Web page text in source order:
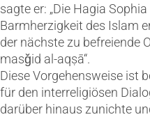
sagte er: „Die Hagia
Barmherzigkeit des Islam
der nächste zu befreiende
masǧid al-aqṣā“.
Diese Vorgehensweise ist
für den interreligiösen
darüber hinaus zunichte